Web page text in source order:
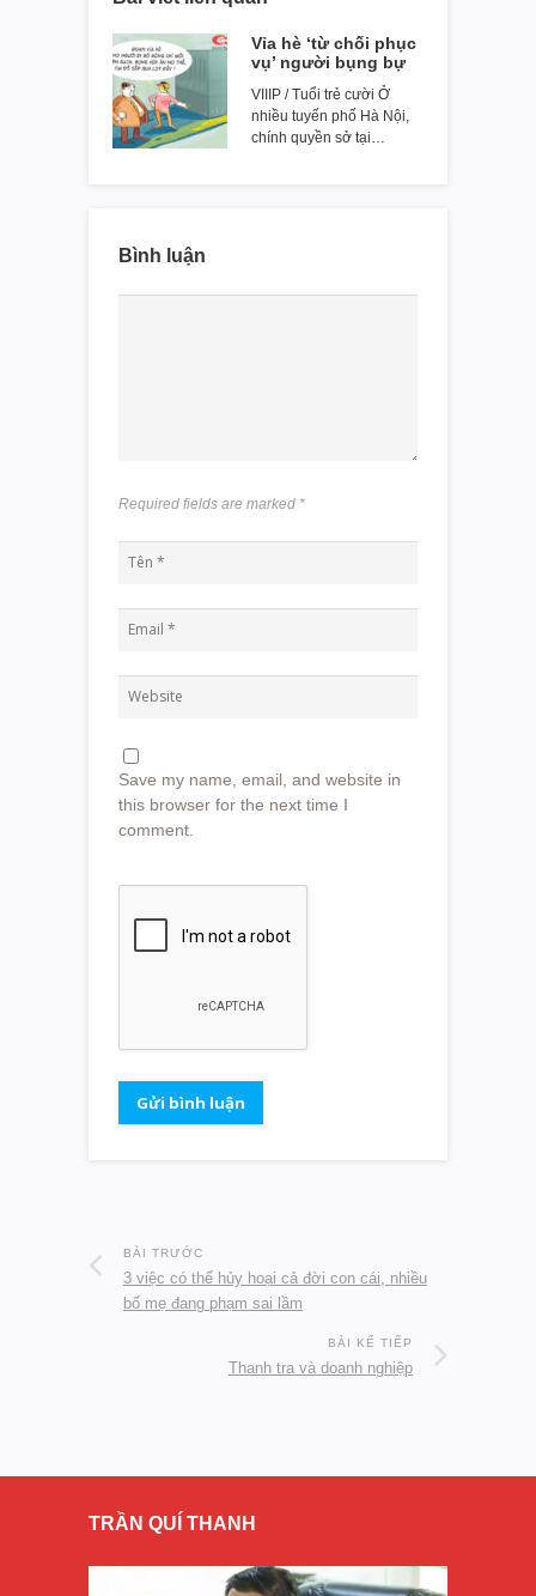
Vỉa hè ‘từ chối phục
vụ’ người bụng bự
VIIIP / Tuổi trẻ cười Ở
nhiều tuyến phố Hà Nội,
chính quyền sở tại…
Bình luận
Required fields are marked *
Save my name, email, and website in
this browser for the next time I
comment.
BÀI TRƯỚC
3 việc có thể hủy hoại cả đời con cái, nhiều
bố mẹ đang phạm sai lầm
BÀI KẾ TIẾP
Thanh tra và doanh nghiệp
TRẦN QUÍ THANH